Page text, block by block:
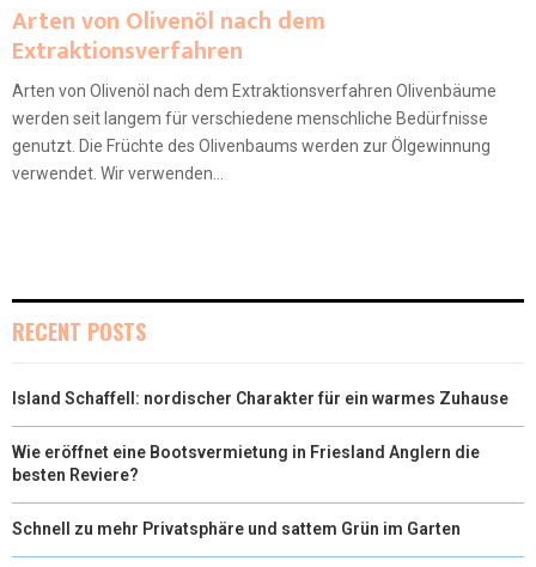
Arten von Olivenöl nach dem
Extraktionsverfahren
Arten von Olivenöl nach dem Extraktionsverfahren Olivenbäume
werden seit langem für verschiedene menschliche Bedürfnisse
genutzt. Die Früchte des Olivenbaums werden zur Ölgewinnung
verwendet. Wir verwenden...
RECENT POSTS
Island Schaffell: nordischer Charakter für ein warmes Zuhause
Wie eröffnet eine Bootsvermietung in Friesland Anglern die
besten Reviere?
Schnell zu mehr Privatsphäre und sattem Grün im Garten